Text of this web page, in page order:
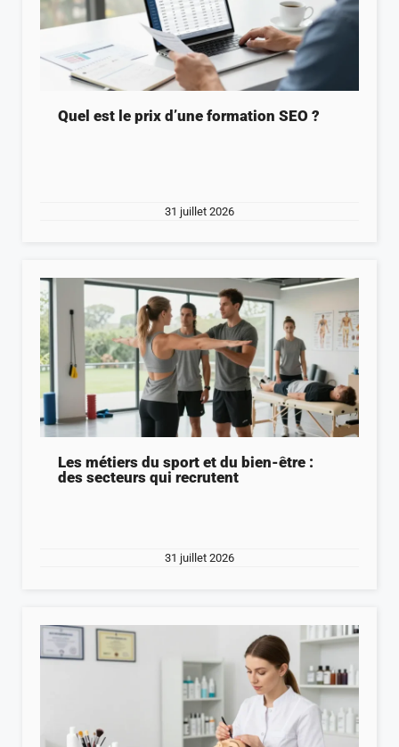
Quel est le prix d’une formation SEO ?
31 juillet 2026
Les métiers du sport et du bien-être :
des secteurs qui recrutent
31 juillet 2026